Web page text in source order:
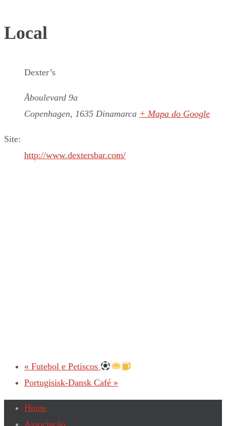
Local
Dexter’s
Åboulevard 9a
Copenhagen, 1635 Dinamarca + Mapa do Google
Site:
http://www.dextersbar.com/
« Futebol e Petiscos
Portugisisk-Dansk Café »
Home